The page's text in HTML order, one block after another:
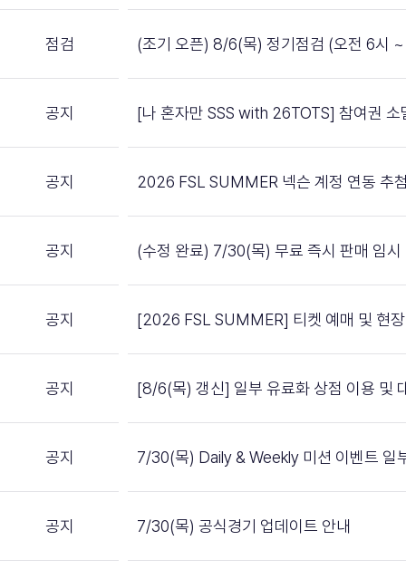
점검 (조기 오픈) 8/6(목) 정기점검 (오전 6시 ~
공지 [나 혼자만 SSS with 26TOTS] 참여권 소
공지 2026 FSL SUMMER 넥슨 계정 연동 추
공지 (수정 완료) 7/30(목) 무료 즉시 판매 임시
공지 [2026 FSL SUMMER] 티켓 예매 및 현
공지 [8/6(목) 갱신] 일부 유료화 상점 이용 및
공지 7/30(목) Daily & Weekly 미션 이벤트 일
공지 7/30(목) 공식경기 업데이트 안내